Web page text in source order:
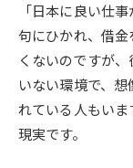
来場型・Web型イベ
「日本に良い仕
句にひかれ、借
くないのですが
いない環境で、
れている人もい
現実です。